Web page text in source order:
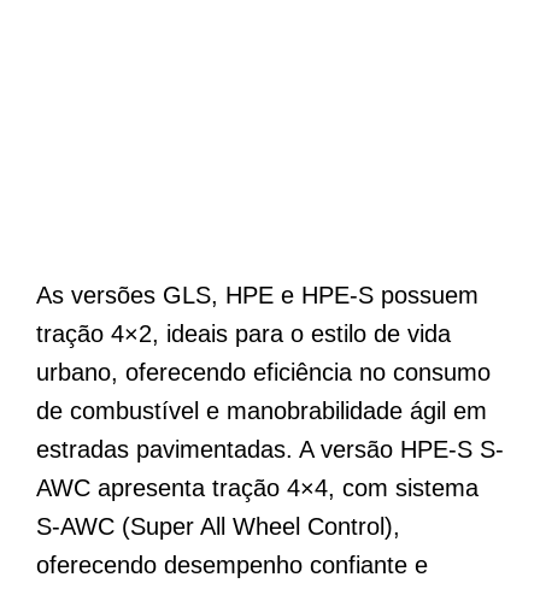
As versões GLS, HPE e HPE-S possuem
tração 4×2, ideais para o estilo de vida
urbano, oferecendo eficiência no consumo
de combustível e manobrabilidade ágil em
estradas pavimentadas. A versão HPE-S S-
AWC apresenta tração 4×4, com sistema
S-AWC (Super All Wheel Control),
oferecendo desempenho confiante e